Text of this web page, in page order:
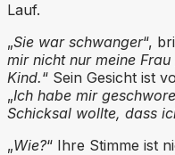
Lauf.
„Sie war schwanger“,
mir nicht nur meine
Kind.“ Sein Gesicht ist
„Ich habe mir
Schicksal wollte, dass
„Wie?“ Ihre Stimme ist